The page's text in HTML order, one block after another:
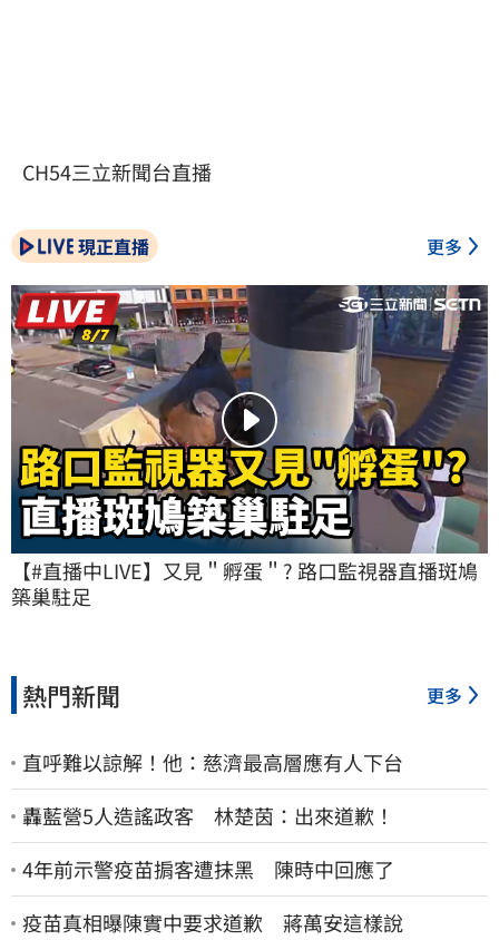
CH54三立新聞台直播
現正直播 更多
【#直播中LIVE】又見＂孵蛋＂? 路口監視器直播斑鳩
築巢駐足
熱門新聞 更多
直呼難以諒解！他：慈濟最高層應有人下台
轟藍營5人造謠政客 林楚茵：出來道歉！
4年前示警疫苗掮客遭抹黑 陳時中回應了
疫苗真相曝陳實中要求道歉 蔣萬安這樣說